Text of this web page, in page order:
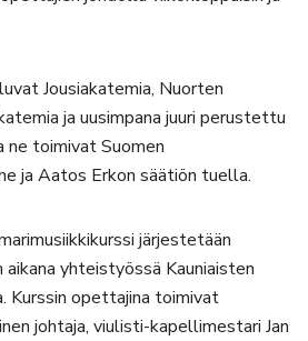
Jousiakatemia, Nuorten
ja uusimpana juuri perustettu
ne toimivat Suomen
ja Aatos Erkon säätiön tuella.
järjestetään
aikana yhteistyössä Kauniaisten
Kurssin opettajina toimivat
johtaja, viulisti-kapellimestari Jan